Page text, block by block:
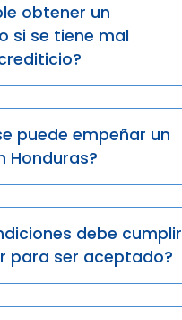
obtener un
si se tiene mal
puede empeñar un
Honduras?
debe cumplir
para ser aceptado?